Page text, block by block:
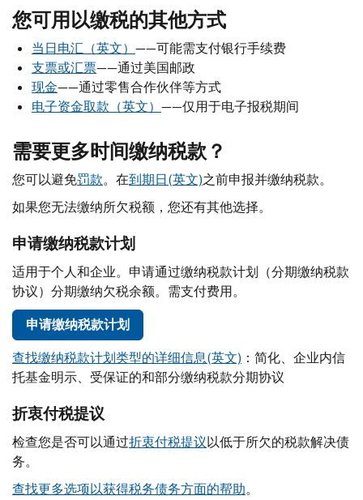
您可用以缴税的其他方式
当日电汇（英文） ——可能需支付银行手续费
支票或汇票——通过美国邮政
现金——通过零售合作伙伴等方式
电子资金取款（英文） ——仅用于电子报税期间
需要更多时间缴纳税款？
您可以避免罚款。在到期日(英文)之前申报并缴纳税款。
如果您无法缴纳所欠税额，您还有其他选择。
申请缴纳税款计划
适用于个人和企业。申请通过缴纳税款计划（分期缴纳税款
协议）分期缴纳欠税余额。需支付费用。
申请缴纳税款计划
查找缴纳税款计划类型的详细信息(英文) ：简化、企业内信
托基金明示、受保证的和部分缴纳税款分期协议
折衷付税提议
检查您是否可以通过折衷付税提议以低于所欠的税款解决债
务。
查找更多选项以获得税务债务方面的帮助。